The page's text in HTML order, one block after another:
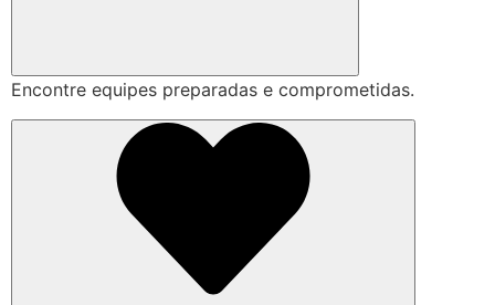
Encontre equipes preparadas e comprometidas.